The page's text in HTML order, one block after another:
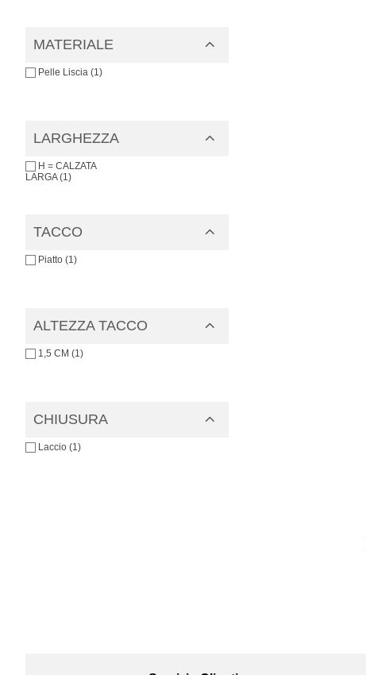
MATERIALE
Pelle Liscia (1)
LARGHEZZA
H = CALZATA
LARGA (1)
TACCO
Piatto (1)
ALTEZZA TACCO
1,5 CM (1)
CHIUSURA
Laccio (1)